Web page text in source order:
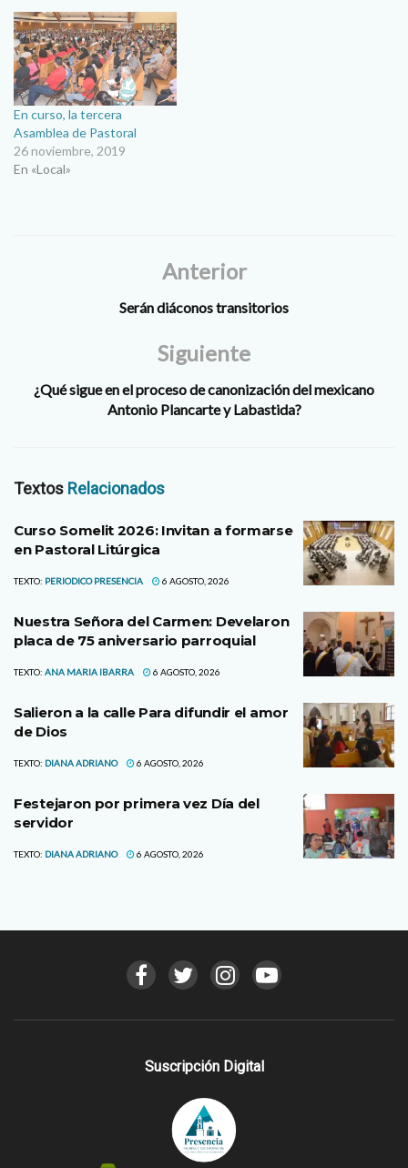
En curso, la tercera
Asamblea de Pastoral
26 noviembre, 2019
En «Local»
Anterior
Serán diáconos transitorios
Siguiente
¿Qué sigue en el proceso de canonización del mexicano
Antonio Plancarte y Labastida?
Textos Relacionados
Curso Somelit 2026: Invitan a formarse
en Pastoral Litúrgica
TEXTO: PERIODICO PRESENCIA 6 AGOSTO, 2026
Nuestra Señora del Carmen: Develaron
placa de 75 aniversario parroquial
TEXTO: ANA MARIA IBARRA 6 AGOSTO, 2026
Salieron a la calle Para difundir el amor
de Dios
TEXTO: DIANA ADRIANO 6 AGOSTO, 2026
Festejaron por primera vez Día del
servidor
TEXTO: DIANA ADRIANO 6 AGOSTO, 2026
Suscripción Digital